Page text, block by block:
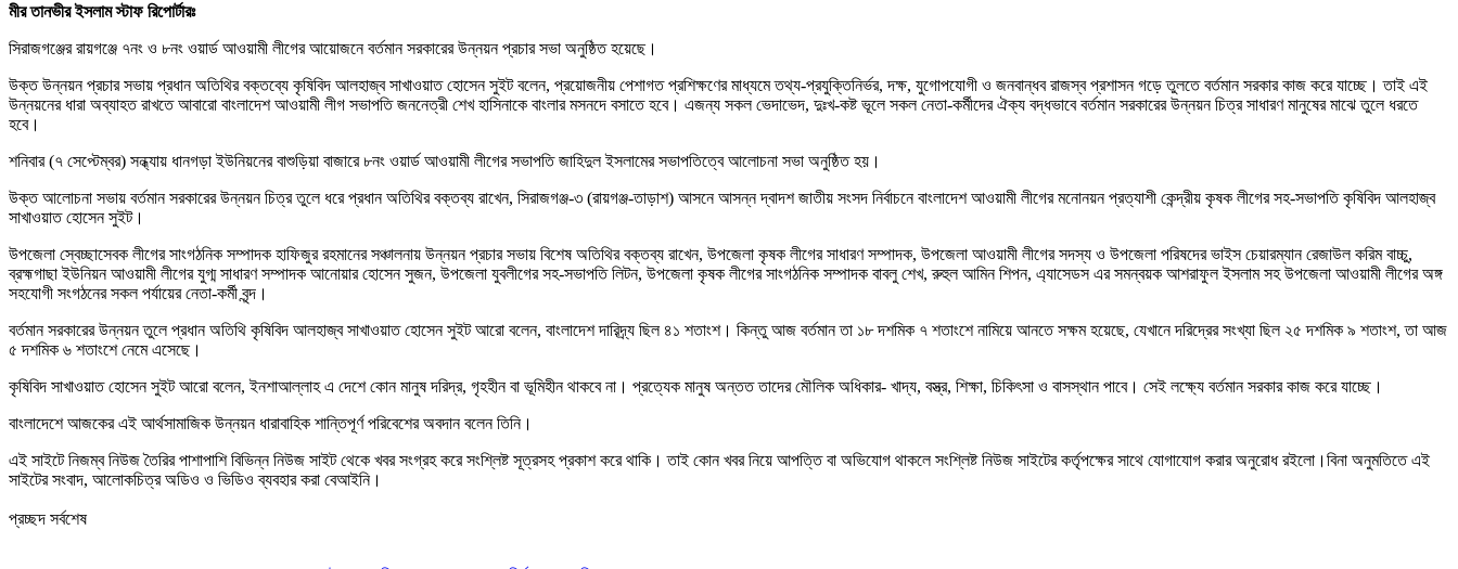
মীর তানভীর ইসলাম স্টাফ রিপোর্টারঃ
সিরাজগঞ্জের রায়গঞ্জে ৭নং ও ৮নং ওয়ার্ড আওয়ামী লীগের আয়োজনে বর্তমান সরকারের উন্নয়ন প্রচার সভা অনুষ্ঠিত হয়েছে।
উক্ত উন্নয়ন প্রচার সভায় প্রধান অতিথির বক্তব্যে কৃষিবিদ আলহাজ্ব সাখাওয়াত হোসেন সুইট বলেন, প্রয়োজনীয় পেশাগত প্রশিক্ষণের মাধ্যমে তথ্য-প্রযুক্তিনির্ভর, দক্ষ, যুগোপযোগী ও জনবান্ধব রাজস্ব প্রশাসন গড়ে তুলতে বর্তমান সরকার কাজ করে যাচ্ছে। তাই এই
উন্নয়নের ধারা অব্যাহত রাখতে আবারো বাংলাদেশ আওয়ামী লীগ সভাপতি জননেত্রী শেখ হাসিনাকে বাংলার মসনদে বসাতে হবে। এজন্য সকল ভেদাভেদ, দুঃখ-কষ্ট ভূলে সকল নেতা-কর্মীদের ঐক্য বদ্ধভাবে বর্তমান সরকারের উন্নয়ন চিত্র সাধারণ মানুষের মাঝে তুলে ধরতে
হবে।
শনিবার (৭ সেপ্টেম্বর) সন্ধ্যায় ধানগড়া ইউনিয়নের বাশুড়িয়া বাজারে ৮নং ওয়ার্ড আওয়ামী লীগের সভাপতি জাহিদুল ইসলামের সভাপতিত্বে আলোচনা সভা অনুষ্ঠিত হয়।
উক্ত আলোচনা সভায় বর্তমান সরকারের উন্নয়ন চিত্র তুলে ধরে প্রধান অতিথির বক্তব্য রাখেন, সিরাজগঞ্জ-৩ (রায়গঞ্জ-তাড়াশ) আসনে আসন্ন দ্বাদশ জাতীয় সংসদ নির্বাচনে বাংলাদেশ আওয়ামী লীগের মনোনয়ন প্রত্যাশী কেন্দ্রীয় কৃষক লীগের সহ-সভাপতি কৃষিবিদ আলহাজ্ব
সাখাওয়াত হোসেন সুইট।
উপজেলা স্বেচ্ছাসেবক লীগের সাংগঠনিক সম্পাদক হাফিজুর রহমানের সঞ্চালনায় উন্নয়ন প্রচার সভায় বিশেষ অতিথির বক্তব্য রাখেন, উপজেলা কৃষক লীগের সাধারণ সম্পাদক, উপজেলা আওয়ামী লীগের সদস্য ও উপজেলা পরিষদের ভাইস চেয়ারম্যান রেজাউল করিম বাচ্চু,
ব্রহ্মগাছা ইউনিয়ন আওয়ামী লীগের যুগ্ম সাধারণ সম্পাদক আনোয়ার হোসেন সুজন, উপজেলা যুবলীগের সহ-সভাপতি লিটন, উপজেলা কৃষক লীগের সাংগঠনিক সম্পাদক বাবলু শেখ, রুহুল আমিন শিপন, এ্যাসেডস এর সমন্বয়ক আশরাফুল ইসলাম সহ উপজেলা আওয়ামী লীগের অঙ্গ
সহযোগী সংগঠনের সকল পর্যায়ের নেতা-কর্মী বৃন্দ।
বর্তমান সরকারের উন্নয়ন তুলে প্রধান অতিথি কৃষিবিদ আলহাজ্ব সাখাওয়াত হোসেন সুইট আরো বলেন, বাংলাদেশ দারিদ্র্য ছিল ৪১ শতাংশ। কিন্তু আজ বর্তমান তা ১৮ দশমিক ৭ শতাংশে নামিয়ে আনতে সক্ষম হয়েছে, যেখানে দরিদ্রের সংখ্যা ছিল ২৫ দশমিক ৯ শতাংশ, তা আজ
৫ দশমিক ৬ শতাংশে নেমে এসেছে।
কৃষিবিদ সাখাওয়াত হোসেন সুইট আরো বলেন, ইনশাআল্লাহ এ দেশে কোন মানুষ দরিদ্র, গৃহহীন বা ভূমিহীন থাকবে না। প্রত্যেক মানুষ অন্তত তাদের মৌলিক অধিকার- খাদ্য, বস্ত্র, শিক্ষা, চিকিৎসা ও বাসস্থান পাবে। সেই লক্ষ্যে বর্তমান সরকার কাজ করে যাচ্ছে।
বাংলাদেশে আজকের এই আর্থসামাজিক উন্নয়ন ধারাবাহিক শান্তিপূর্ণ পরিবেশের অবদান বলেন তিনি।
এই সাইটে নিজম্ব নিউজ তৈরির পাশাপাশি বিভিন্ন নিউজ সাইট থেকে খবর সংগ্রহ করে সংশ্লিষ্ট সূত্রসহ প্রকাশ করে থাকি। তাই কোন খবর নিয়ে আপত্তি বা অভিযোগ থাকলে সংশ্লিষ্ট নিউজ সাইটের কর্তৃপক্ষের সাথে যোগাযোগ করার অনুরোধ রইলো।বিনা অনুমতিতে এই
সাইটের সংবাদ, আলোকচিত্র অডিও ও ভিডিও ব্যবহার করা বেআইনি।
প্রচ্ছদ সর্বশেষ